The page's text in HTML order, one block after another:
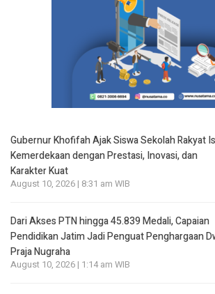
Gubernur Khofifah Ajak Siswa Sekolah Rakyat
Kemerdekaan dengan Prestasi, Inovasi, dan
Karakter Kuat
August 10, 2026 | 8:31 am WIB
Dari Akses PTN hingga 45.839 Medali, Capaian
Pendidikan Jatim Jadi Penguat Penghargaan
Praja Nugraha
August 10, 2026 | 1:14 am WIB